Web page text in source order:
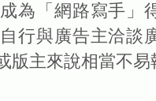
為「網路寫手」
行與廣告主洽談
版主來說相當不易